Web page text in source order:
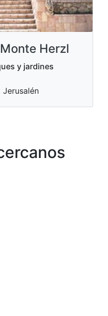
Herzl
y jardines
Jerusalén